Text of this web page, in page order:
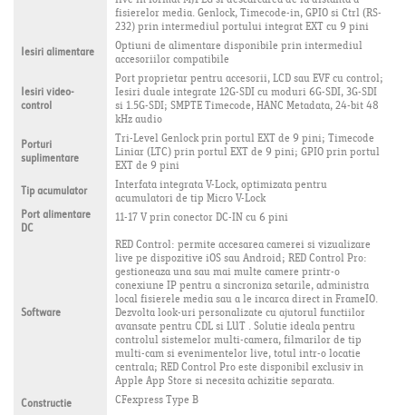
fisierelor media. Genlock, Timecode-in, GPIO si Ctrl (RS-
232) prin intermediul portului integrat EXT cu 9 pini
Iesiri alimentare Optiuni de alimentare disponibile prin intermediul
accesoriilor compatibile
Iesiri video-
control
Port proprietar pentru accesorii, LCD sau EVF cu control;
Iesiri duale integrate 12G-SDI cu moduri 6G-SDI, 3G-SDI
si 1.5G-SDI; SMPTE Timecode, HANC Metadata, 24-bit 48
kHz audio
Porturi
suplimentare
Tri-Level Genlock prin portul EXT de 9 pini; Timecode
Liniar (LTC) prin portul EXT de 9 pini; GPIO prin portul
EXT de 9 pini
Tip acumulator Interfata integrata V-Lock, optimizata pentru
acumulatori de tip Micro V-Lock
Port alimentare
DC 11-17 V prin conector DC-IN cu 6 pini
Software
RED Control: permite accesarea camerei si vizualizare
live pe dispozitive iOS sau Android; RED Control Pro:
gestioneaza una sau mai multe camere printr-o
conexiune IP pentru a sincroniza setarile, administra
local fisierele media sau a le incarca direct in FrameIO.
Dezvolta look-uri personalizate cu ajutorul functiilor
avansate pentru CDL si LUT . Solutie ideala pentru
controlul sistemelor multi-camera, filmarilor de tip
multi-cam si evenimentelor live, totul intr-o locatie
centrala; RED Control Pro este disponibil exclusiv in
Apple App Store si necesita achizitie separata.
Constructie CFexpress Type B